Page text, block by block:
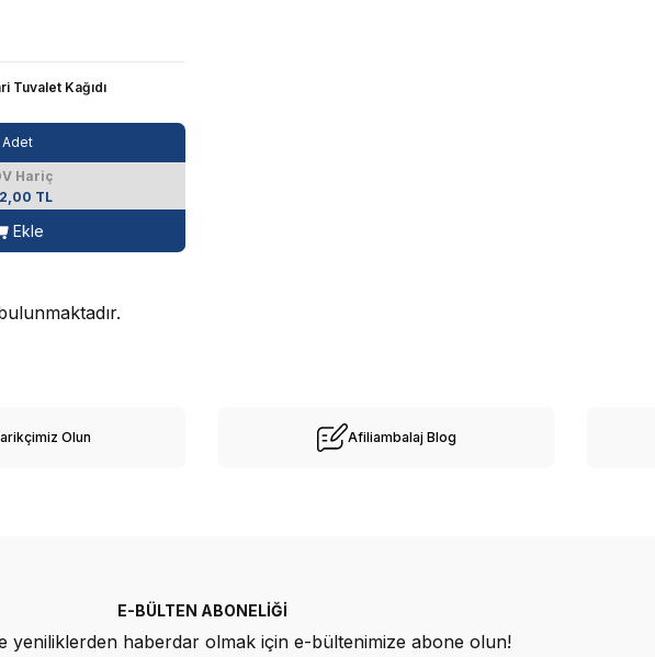
Tuvalet Kağıdı
Adet
Hariç
TL
Ekle
Olun Afiliambalaj Blog
E-BÜLTEN ABONELIĞI
yeniliklerden haberdar olmak için e-bültenimize abone olun!